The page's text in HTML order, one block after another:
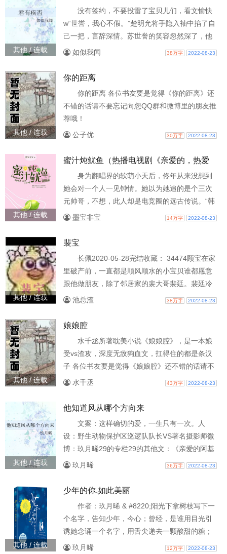
其他 / 连载
没有签约，不要投雷了宝贝儿们，看文愉快
w“世誉，我心不假。”楚明允将手隐入袖中掐了自
己一把，言辞深情。苏世誉的笑容忽然深了，他
微眯了眸，温温和和地开口：“你是不是有病？”
首，继而转身就走。
结果真成了断袖的和一个不想和断袖扯上关系结
果先断了袖的故事（雾）妖孽腹黑攻（楚明允）x
温润腹黑受（苏世誉）。佞x忠。黑与
如似我闻 38万字 2022-08-23
其他 / 连载
你的距离
你的距离 各位书友要是觉得《你的距离》还
不错的话请不要忘记向您QQ群和微博里的朋友推
荐哦！
公子优 30万字 2022-08-23
其他 / 连载
蜜汁炖鱿鱼（热播电视剧《亲爱的，热爱
的》原著）
身为翻唱界的软萌小天后，佟年从来没想到
她会对一个人一见钟情。她以为她追的是个三次
元帅哥，不想，此人却是电竞圈的远古传说。“韩
商言”，她微微仰着头，“我喜欢你。”喜欢到恨不
你，看你生气，看你笑，看你发脾气，看你认真
到了。”佟年，你有多想得到我，我就有多想要
你。除了你，谁都不行。我韩商言从来不是个外
露的人，感情都在心
墨宝非宝 14万字 2022-08-23
其他 / 连载
裴宝
长佩2020-05-28完结收藏： 34474顾宝在家
里破产前，一直都是顺风顺水的小宝贝谁都愿意
跟他做朋友，除了邻居家的裴大哥裴廷。裴廷冷
口冷面，顾宝粘人又烦人，裴廷很不喜欢直到顾
漠深情黑化攻x粘人貌美直男受。裴廷攻，顾宝
池总渣 38万字 2022-08-23
其他 / 连载
娘娘腔
水千丞所著耽美小说《娘娘腔》，是一本娘
受vs渣攻，深度无敌狗血文，扛得住的都是条汉
子 各位书友要是觉得《娘娘腔》还不错的话请不
要忘记向您QQ群和微博里的朋友推荐哦！
水千丞 43万字 2022-08-23
其他 / 连载
他知道风从哪个方向来
文案：这样确切的爱，一生只有一次。人
设：野生动物保护区巡逻队队长VS著名摄影师微
博：玖月晞29的专栏29的其他文：《亲爱的阿基
米德》《亲爱的弗洛伊德》《亲爱的苏格拉底》
在那里》《一座城，在等你》可进作者专栏查
来》还不错的话请不要忘记向您QQ群和微博里的
朋友推荐哦！
玖月晞 36万字 2022-08-23
其他 / 连载
少年的你,如此美丽
作者：玖月晞 & #8220;阳光下拿树枝写下一
个名字，告知少年，今心；曾经，是谁用目光引
诱她念诵一个名字，用舌尖递去一颗酸甜的糖；
曾经，是谁拉着她在废厂区里飞驰，看魔法点燃
玖月晞 12万字 2022-08-23